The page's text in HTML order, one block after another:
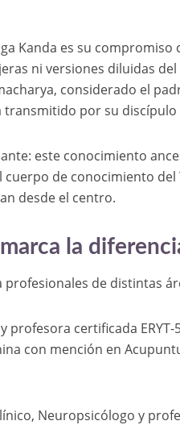
Kanda es su
ni versiones diluidas
considerado el
transmitido por su
este conocimiento
de conocimiento del
desde el centro.
la
de distintas
profesora certificada
con mención en
Neuropsicólogo y